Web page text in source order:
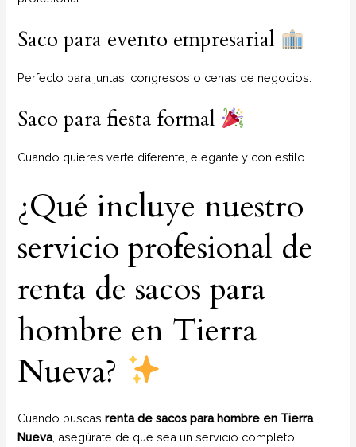
Saco para evento empresarial
Perfecto para juntas, congresos o cenas de negocios.
Saco para fiesta formal
Cuando quieres verte diferente, elegante y con estilo.
¿Qué incluye nuestro
servicio profesional de
renta de sacos para
hombre en Tierra
Nueva?
Cuando buscasrenta de sacos para hombre en Tierra
Nueva, asegúrate de que sea un servicio completo.